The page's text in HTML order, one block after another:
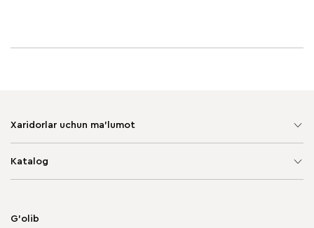
Xaridorlar uchun ma'lumot
Katalog
G'olib